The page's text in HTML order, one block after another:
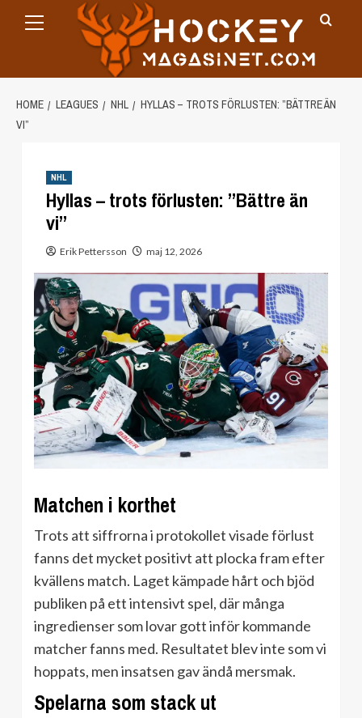
Menu
HOME LEAGUES NHL
HYLLAS – TROTS FÖRLUSTEN: ”BÄTTRE ÄN
VI”
NHL
Hyllas – trots förlusten: ”Bättre än
vi”
Erik Pettersson maj 12, 2026
Matchen i korthet
Trots att siffrorna i protokollet visade förlust
fanns det mycket positivt att plocka fram efter
kvällens match. Laget kämpade hårt och bjöd
publiken på ett intensivt spel, där många
ingredienser som lovar gott inför kommande
matcher fanns med. Resultatet blev inte som vi
hoppats, men insatsen gav ändå mersmak.
Spelarna som stack ut